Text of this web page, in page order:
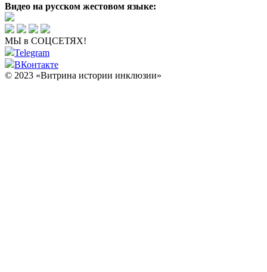
Видео на русском жестовом языке:
МЫ в СОЦСЕТЯХ!
Telegram
ВКонтакте
© 2023 «Витрина истории инклюзии»